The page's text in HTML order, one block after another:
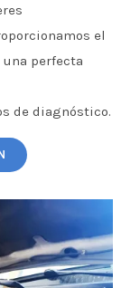
el
perfecta
de diagnóstico.